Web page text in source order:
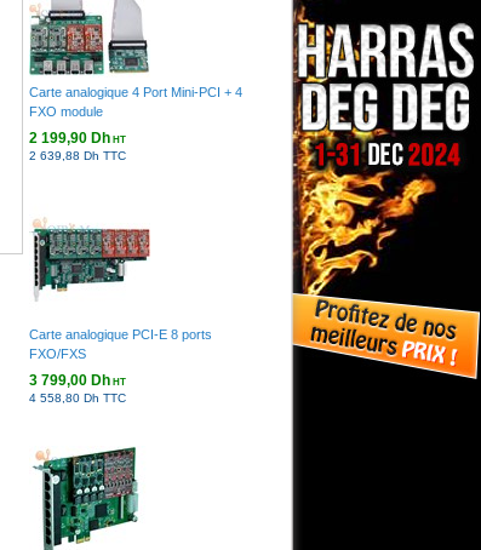
Carte analogique 4 Port Mini-PCI + 4
FXO module
2 199,90 DhHT
2 639,88 Dh TTC
Carte analogique PCI-E 8 ports
FXO/FXS
3 799,00 DhHT
4 558,80 Dh TTC